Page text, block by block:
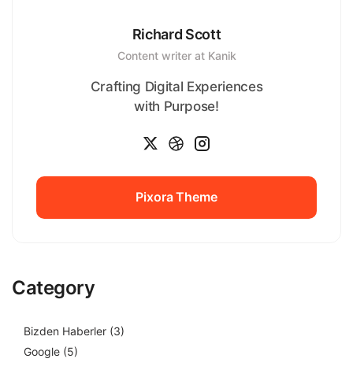
Richard Scott
Content writer at Kanik
Crafting Digital Experiences
with Purpose!
Pixora Theme
Category
Bizden Haberler (3)
Google (5)